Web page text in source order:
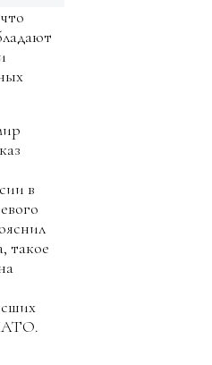
в
такое